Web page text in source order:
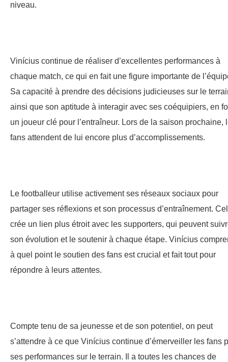
niveau.
Vinícius continue de réaliser d’excellentes performances à
chaque match, ce qui en fait une figure importante de
Sa capacité à prendre des décisions judicieuses sur le
ainsi que son aptitude à interagir avec ses coéquipiers, en
un joueur clé pour l’entraîneur. Lors de la saison prochaine,
fans attendent de lui encore plus d’accomplissements.
Le footballeur utilise activement ses réseaux sociaux pour
partager ses réflexions et son processus d’entraînement.
crée un lien plus étroit avec les supporters, qui peuvent
son évolution et le soutenir à chaque étape. Vinícius
à quel point le soutien des fans est crucial et fait tout pour
répondre à leurs attentes.
Compte tenu de sa jeunesse et de son potentiel, on peut
s’attendre à ce que Vinícius continue d’émerveiller les fans
ses performances sur le terrain. Il a toutes les chances de